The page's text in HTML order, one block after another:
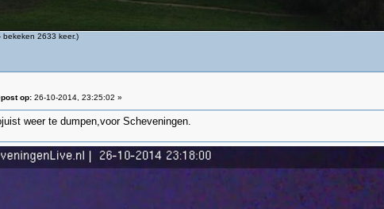
2633 keer.)
op:26-10-2014, 23:25:02 »
weer te dumpen,voor Scheveningen.